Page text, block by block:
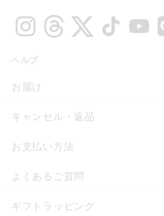
ヘルプ
お届け
キャンセル・返品
お支払い方法
よくあるご質問
ギフトラッピング